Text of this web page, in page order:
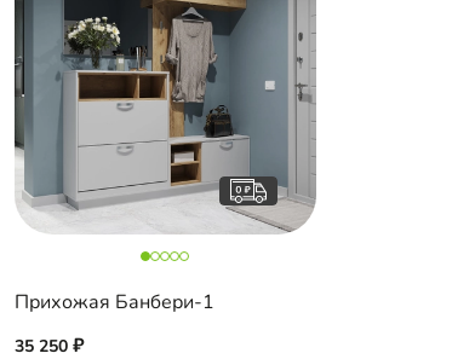
Прихожая Банбери-1
35 250